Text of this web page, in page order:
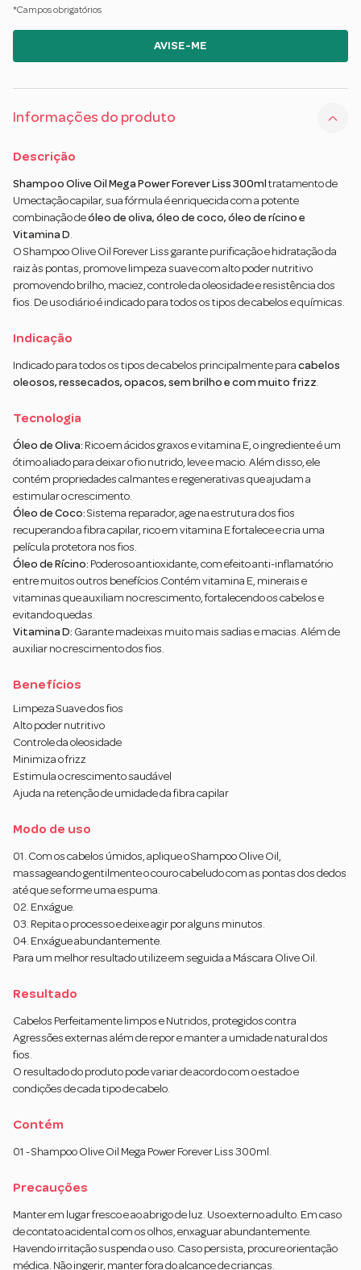
*Campos obrigatórios
AVISE-ME
Informações do produto
Descrição
Shampoo Olive Oil Mega Power Forever Liss 300ml tratamento de
Umectação capilar, sua fórmula é enriquecida com a potente
combinação deóleo de oliva, óleo de coco, óleo de rícino e
Vitamina D.
O Shampoo Olive Oil Forever Liss garante purificação e hidratação da
raiz às pontas, promove limpeza suave com alto poder nutritivo
promovendo brilho, maciez, controle da oleosidade e resistência dos
fios. De uso diário é indicado para todos os tipos de cabelos e químicas.
Indicação
Indicado para todos os tipos de cabelos principalmente para cabelos
oleosos, ressecados, opacos, sem brilho e com muito frizz.
Tecnologia
Óleo de Oliva: Rico em ácidos graxos e vitamina E, o ingrediente é um
ótimo aliado para deixar o fio nutrido, leve e macio. Além disso, ele
contém propriedades calmantes e regenerativas que ajudam a
estimular o crescimento.
Óleo de Coco: Sistema reparador, age na estrutura dos fios
recuperando a fibra capilar, rico em vitamina E fortalece e cria uma
película protetora nos fios.
Óleo de Rícino: Poderoso antioxidante, com efeito anti-inflamatório
entre muitos outros benefícios.Contém vitamina E, minerais e
vitaminas que auxiliam no crescimento, fortalecendo os cabelos e
evitando quedas.
Vitamina D: Garante madeixas muito mais sadias e macias. Além de
auxiliar no crescimento dos fios.
Benefícios
Limpeza Suave dos fios
Alto poder nutritivo
Controle da oleosidade
Minimiza o frizz
Estimula o crescimento saudável
Ajuda na retenção de umidade da fibra capilar
Modo de uso
01. Com os cabelos úmidos, aplique o Shampoo Olive Oil,
massageando gentilmente o couro cabeludo com as pontas dos dedos
até que se forme uma espuma.
02. Enxágue.
03. Repita o processo e deixe agir por alguns minutos.
04. Enxágue abundantemente.
Para um melhor resultado utilize em seguida a Máscara Olive Oil.
Resultado
Cabelos Perfeitamente limpos e Nutridos, protegidos contra
Agressões externas além de repor e manter a umidade natural dos
fios.
O resultado do produto pode variar de acordo com o estado e
condições de cada tipo de cabelo.
Contém
01 - Shampoo Olive Oil Mega Power Forever Liss 300ml.
Precauções
Manter em lugar fresco e ao abrigo de luz. Uso externo adulto. Em caso
de contato acidental com os olhos, enxaguar abundantemente.
Havendo irritação suspenda o uso. Caso persista, procure orientação
médica. Não ingerir, manter fora do alcance de crianças.